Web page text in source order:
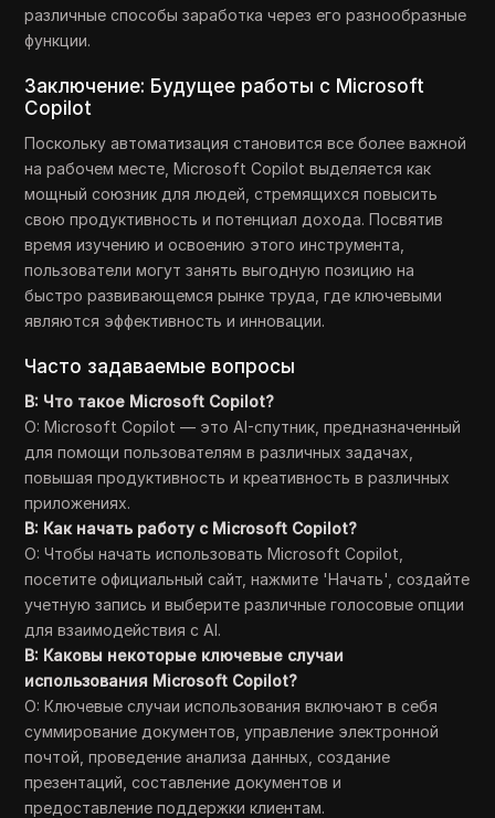
различные способы заработка через его разнообразные
функции.
Заключение: Будущее работы с Microsoft
Copilot
Поскольку автоматизация становится все более важной
на рабочем месте, Microsoft Copilot выделяется как
мощный союзник для людей, стремящихся повысить
свою продуктивность и потенциал дохода. Посвятив
время изучению и освоению этого инструмента,
пользователи могут занять выгодную позицию на
быстро развивающемся рынке труда, где ключевыми
являются эффективность и инновации.
Часто задаваемые вопросы
В: Что такое Microsoft Copilot?
О: Microsoft Copilot — это AI-спутник, предназначенный
для помощи пользователям в различных задачах,
повышая продуктивность и креативность в различных
приложениях.
В: Как начать работу с Microsoft Copilot?
О: Чтобы начать использовать Microsoft Copilot,
посетите официальный сайт, нажмите 'Начать', создайте
учетную запись и выберите различные голосовые опции
для взаимодействия с AI.
В: Каковы некоторые ключевые случаи
использования Microsoft Copilot?
О: Ключевые случаи использования включают в себя
суммирование документов, управление электронной
почтой, проведение анализа данных, создание
презентаций, составление документов и
предоставление поддержки клиентам.